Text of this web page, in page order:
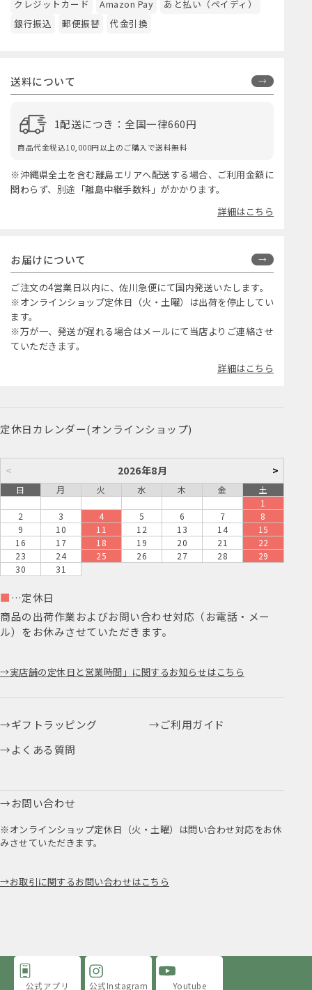
クレジットカード Amazon Pay
あと払い（ペイディ）
銀行振込
郵便振替 代金引換
送料について
1配送につき：全国一律660円
商品代金税込10,000円以上のご購入で送料無料
※沖縄県全土を含む離島エリアへ配送する場合、ご利用金額に
関わらず、別途「離島中継手数料」がかかります。
詳細はこちら
お届けについて
ご注文の4営業日以内に、佐川急便にて国内発送いたします。
※オンラインショップ定休日（火・土曜）は出荷を停止してい
ます。
※万が一、発送が遅れる場合はメールにて当店よりご連絡させ
ていただきます。
詳細はこちら
定休日カレンダー(オンラインショップ)
< 2026年8月 >
日 月 火 水 木 金
土
1
2
3 4 5 6 7
8
9
10 11 12 13 14
15
16
17 18 19 20 21
22
23
24 25 26 27 28
29
30
31
■ …定休日
商品の出荷作業およびお問い合わせ対応（お電話・メー
ル）をお休みさせていただきます。
実店舗の定休日と営業時間」に関するお知らせはこちら
ギフトラッピング
ご利用ガイド
よくある質問
お問い合わせ
※オンラインショップ定休日（火・土曜）は問い合わせ対応をお休
みさせていただきます。
お取引に関するお問い合わせはこちら
公式アプリ 公式Instagram Youtube